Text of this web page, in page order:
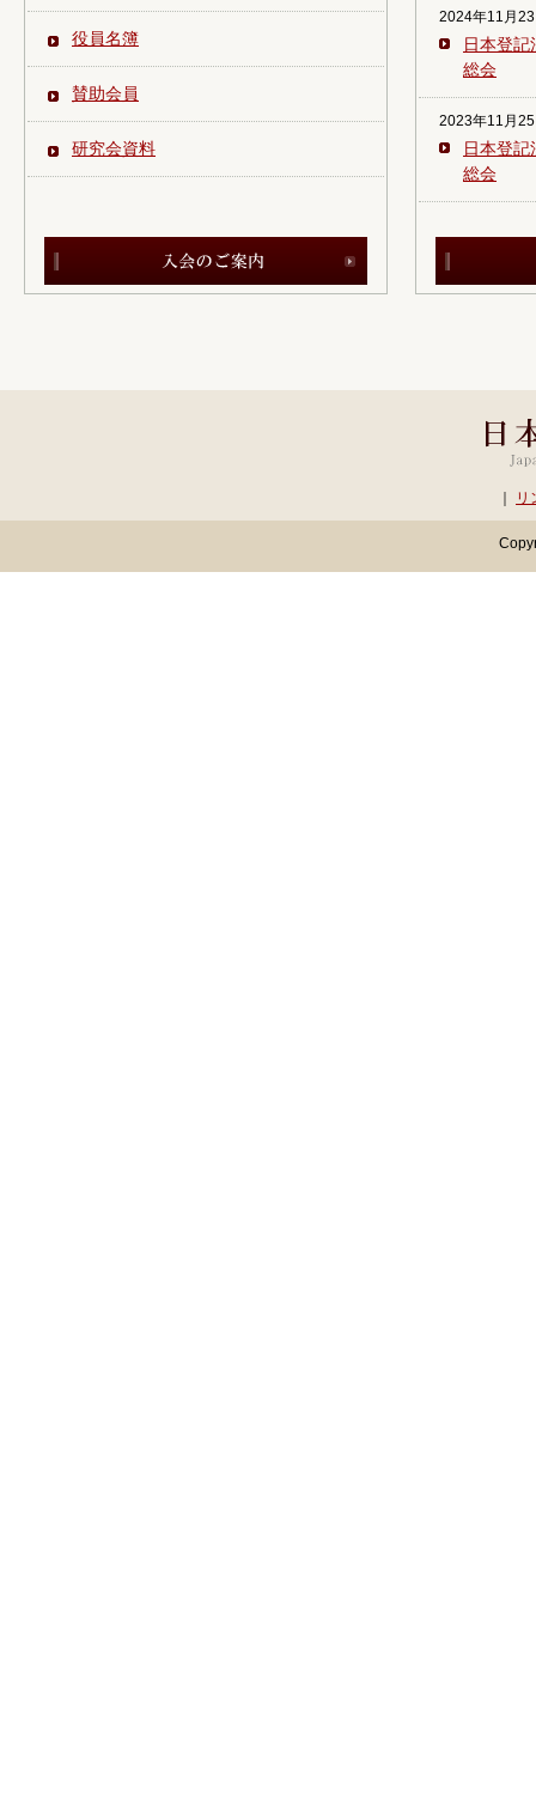
役員名簿
賛助会員
研究会資料
2024年11月
日本登
総会
2023年11月
日本登
総会
リ